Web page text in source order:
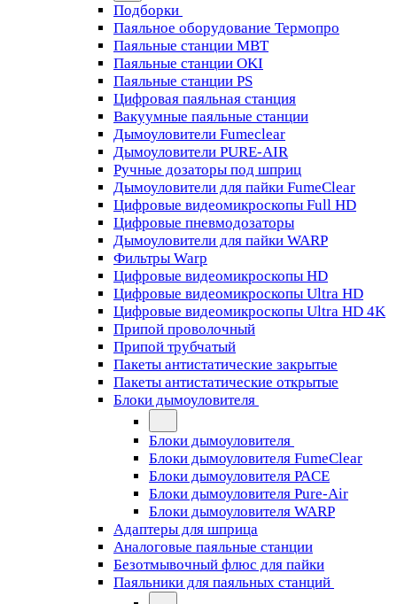
Подборки
Паяльное оборудование Термопро
Паяльные станции MBT
Паяльные станции OKI
Паяльные станции PS
Цифровая паяльная станция
Вакуумные паяльные станции
Дымоуловители Fumeclear
Дымоуловители PURE-AIR
Ручные дозаторы под шприц
Дымоуловители для пайки FumeClear
Цифровые видеомикроскопы Full HD
Цифровые пневмодозаторы
Дымоуловители для пайки WARP
Фильтры Warp
Цифровые видеомикроскопы HD
Цифровые видеомикроскопы Ultra HD
Цифровые видеомикроскопы Ultra HD 4K
Припой проволочный
Припой трубчатый
Пакеты антистатические закрытые
Пакеты антистатические открытые
Блоки дымоуловителя
Блоки дымоуловителя
Блоки дымоуловителя FumeClear
Блоки дымоуловителя PACE
Блоки дымоуловителя Pure-Air
Блоки дымоуловителя WARP
Адаптеры для шприца
Аналоговые паяльные станции
Безотмывочный флюс для пайки
Паяльники для паяльных станций